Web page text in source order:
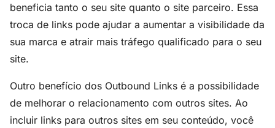
beneficia tanto o seu site quanto o site parceiro. Essa
troca de links pode ajudar a aumentar a visibilidade da
sua marca e atrair mais tráfego qualificado para o seu
site.
Outro benefício dos Outbound Links é a possibilidade
de melhorar o relacionamento com outros sites. Ao
incluir links para outros sites em seu conteúdo, você